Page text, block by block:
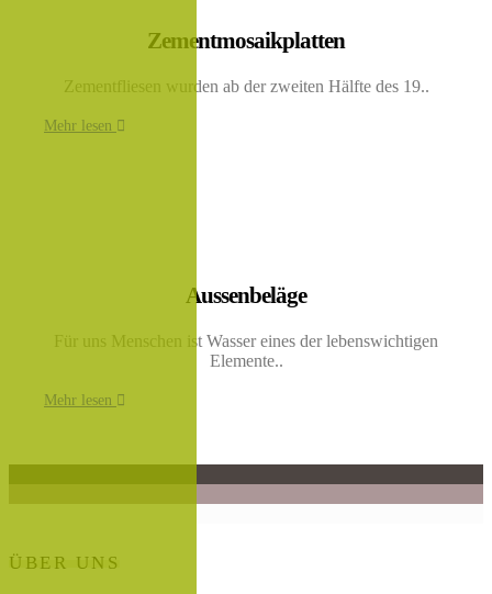
Zementmosaikplatten
Zementfliesen wurden ab der zweiten Hälfte des 19..
Mehr lesen
Aussenbeläge
Für uns Menschen ist Wasser eines der lebenswichtigen
Elemente..
Mehr lesen
ÜBER UNS